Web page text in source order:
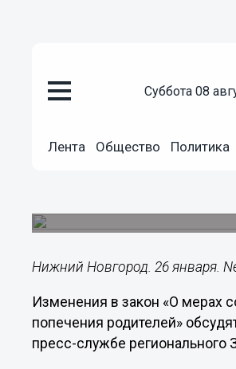
суббота 08
Лента Общество Политика
Закон о
Нижний Новгород. 26 января.
Изменения в закон «О мерах
попечения родителей»
пресс-службе регионального